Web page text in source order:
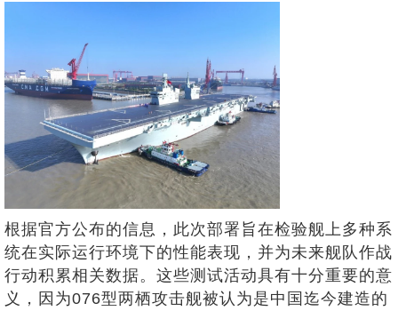
根据官方公布的信息，此次部署旨在检验舰上多种系
统在实际运行环境下的性能表现，并为未来舰队作战
行动积累相关数据。这些测试活动具有十分重要的意
义，因为076型两栖攻击舰被认为是中国迄今建造的